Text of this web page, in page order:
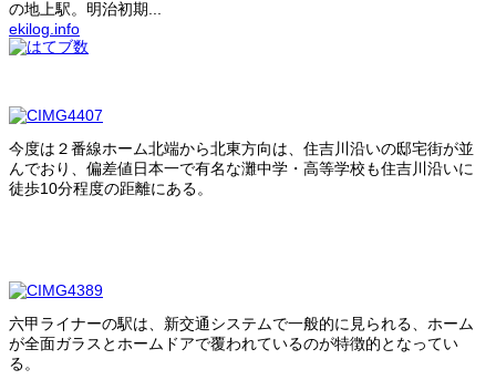
の地上駅。明治初期...
ekilog.info
今度は２番線ホーム北端から北東方向は、住吉川沿いの邸宅街が並
んでおり、偏差値日本一で有名な灘中学・高等学校も住吉川沿いに
徒歩10分程度の距離にある。
六甲ライナーの駅は、新交通システムで一般的に見られる、ホーム
が全面ガラスとホームドアで覆われているのが特徴的となってい
る。